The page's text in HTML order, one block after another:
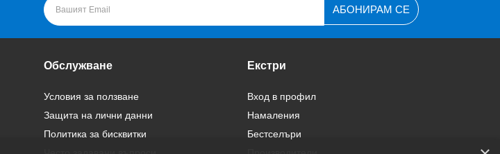
АБОНИРАМ СЕ
Обслужване
Условия за ползване
Защита на лични данни
Политика за бисквитки
Екстри
Вход в профил
Намаления
Бестселъри